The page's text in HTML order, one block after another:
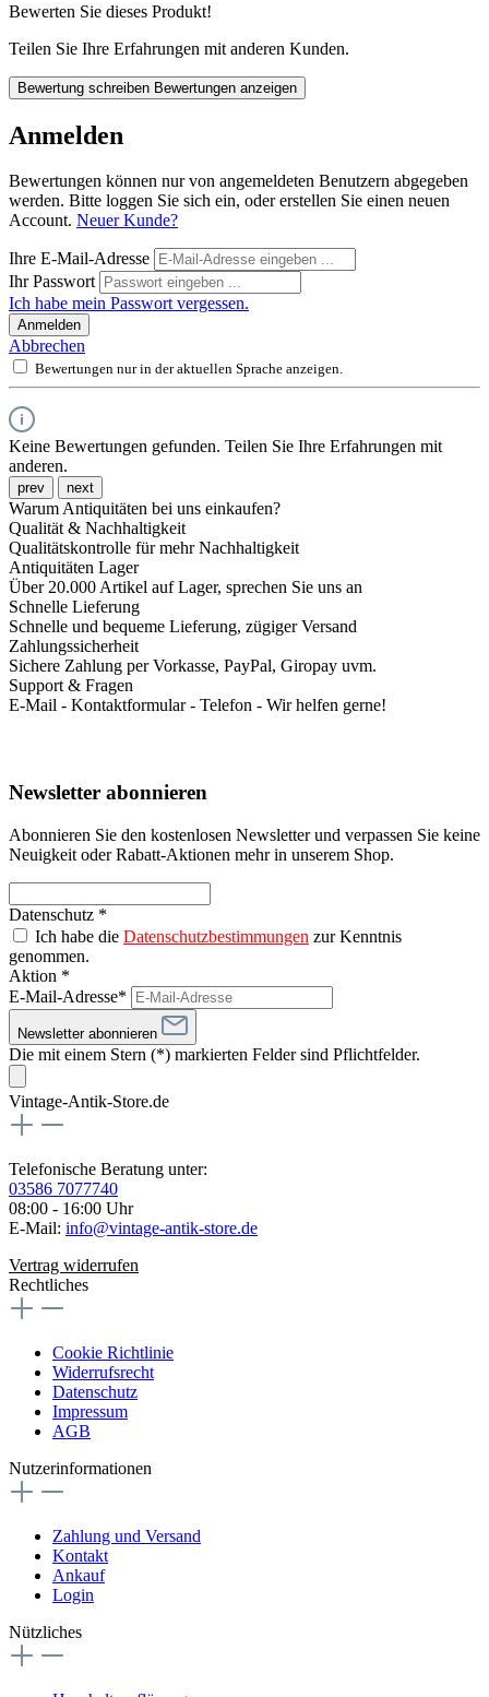
Bewerten Sie dieses Produkt!
Teilen Sie Ihre Erfahrungen mit anderen Kunden.
Bewertung schreiben Bewertungen anzeigen
Anmelden
Bewertungen können nur von angemeldeten Benutzern abgegeben
werden. Bitte loggen Sie sich ein, oder erstellen Sie einen neuen
Account. Neuer Kunde?
Ihre E-Mail-Adresse
Ihr Passwort
Ich habe mein Passwort vergessen.
Anmelden
Abbrechen
Bewertungen nur in der aktuellen Sprache anzeigen.
Keine Bewertungen gefunden. Teilen Sie Ihre Erfahrungen mit
anderen.
prev next
Warum Antiquitäten bei uns einkaufen?
Qualität & Nachhaltigkeit
Qualitätskontrolle für mehr Nachhaltigkeit
Antiquitäten Lager
Über 20.000 Artikel auf Lager, sprechen Sie uns an
Schnelle Lieferung
Schnelle und bequeme Lieferung, zügiger Versand
Zahlungssicherheit
Sichere Zahlung per Vorkasse, PayPal, Giropay uvm.
Support & Fragen
E-Mail - Kontaktformular - Telefon - Wir helfen gerne!
Newsletter abonnieren
Abonnieren Sie den kostenlosen Newsletter und verpassen Sie keine
Neuigkeit oder Rabatt-Aktionen mehr in unserem Shop.
Datenschutz *
Ich habe die Datenschutzbestimmungen zur Kenntnis
genommen.
Aktion *
E-Mail-Adresse*
Newsletter abonnieren
Die mit einem Stern (*) markierten Felder sind Pflichtfelder.
Vintage-Antik-Store.de
Telefonische Beratung unter:
03586 7077740
08:00 - 16:00 Uhr
E-Mail: info@vintage-antik-store.de
Vertrag widerrufen
Rechtliches
Cookie Richtlinie
Widerrufsrecht
Datenschutz
Impressum
AGB
Nutzerinformationen
Zahlung und Versand
Kontakt
Ankauf
Login
Nützliches